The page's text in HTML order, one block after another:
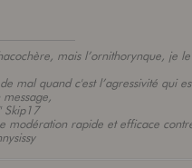
mais l’ornithorynque, je
mal quand c'est l’agressivité qui
Skip17
modération rapide et efficace